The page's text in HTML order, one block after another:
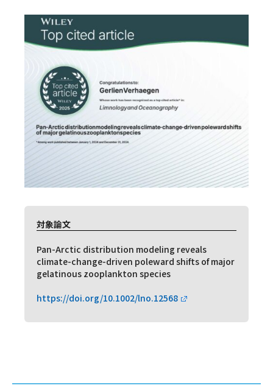
対象論文
Pan-Arctic distribution modeling reveals
climate-change-driven poleward shifts of major
gelatinous zooplankton species
https://doi.org/10.1002/lno.12568